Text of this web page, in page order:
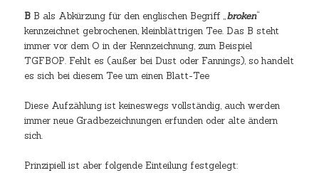
B B als Abkürzung für den englischen Begriff „broken“
kennzeichnet gebrochenen, kleinblättrigen Tee. Das B steht
immer vor dem O in der Kennzeichnung, zum Beispiel
TGFBOP. Fehlt es (außer bei Dust oder Fannings), so handelt
es sich bei diesem Tee um einen Blatt-Tee
Diese Aufzählung ist keineswegs vollständig, auch werden
immer neue Gradbezeichnungen erfunden oder alte ändern
sich.
Prinzipiell ist aber folgende Einteilung festgelegt: